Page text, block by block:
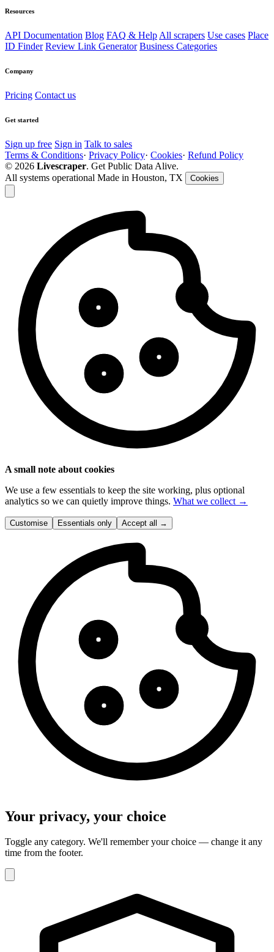
Resources
API Documentation Blog FAQ & Help All scrapers Use cases Place
ID Finder Review Link Generator Business Categories
Company
Pricing Contact us
Get started
Sign up free Sign in Talk to sales
Terms & Conditions· Privacy Policy· Cookies· Refund Policy
© 2026 Livescraper. Get Public Data Alive.
All systems operational Made in Houston, TX Cookies
A small note about cookies
We use a few essentials to keep the site working, plus optional
analytics so we can quietly improve things. What we collect →
Customise Essentials only Accept all →
Your privacy, your choice
Toggle any category. We'll remember your choice — change it any
time from the footer.